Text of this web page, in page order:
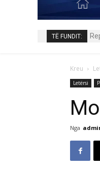
TË FUNDIT:
Kreu
Letërsi
Nga